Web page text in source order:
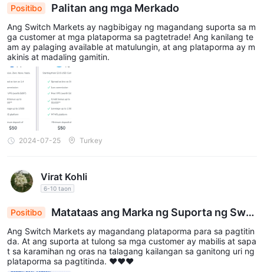
Positibo Palitan ang mga Merkado
Ang Switch Markets ay nagbibigay ng magandang suporta sa m
ga customer at mga plataporma sa pagtetrade! Ang kanilang te
am ay palaging available at matulungin, at ang plataporma ay m
akinis at madaling gamitin.
2024-07-25 Turkey
Virat Kohli
6-10 taon
Positibo
Matataas ang Marka ng Suporta ng Swif
t: Switch Markets, isang Platform ng Pagkalakala
n na Naghahatid
Ang Switch Markets ay magandang plataporma para sa pagtitin
da. At ang suporta at tulong sa mga customer ay mabilis at sapa
t sa karamihan ng oras na talagang kailangan sa ganitong uri ng
plataporma sa pagtitinda. ❤❤❤